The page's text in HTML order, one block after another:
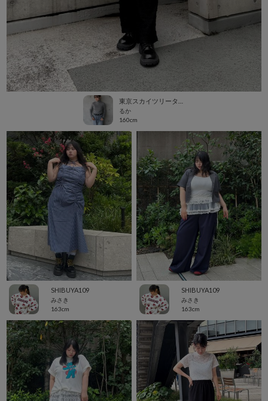
るか
160cm
SHIBUYA109
みさき
163cm
SHIBUYA109
みさき
163cm